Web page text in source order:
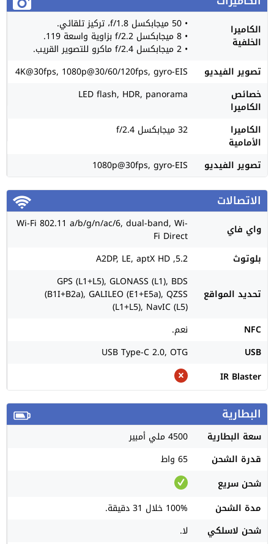
الكاميرا
الخلفية
• 50 ميجابكسل f/1.8، تركيز تلقائي.
• 8 ميجابكسل f/2.2 بزاوية واسعة 119.
• 2 ميجابكسل f/2.4 ماكرو للتصوير القريب.
تصوير الفيديو
4K@30fps, 1080p@30/60/120fps, gyro-EIS
خصائص
الكاميرا
LED flash, HDR, panorama
الكاميرا
الأمامية
32 ميجابكسل f/2.4
تصوير الفيديو 1080p@30fps, gyro-EIS
الاتصالات
واي فاي Wi-Fi 802.11 a/b/g/n/ac/6, dual-band, Wi-
Fi Direct
بلوتوث
5.2, A2DP, LE, aptX HD
تحديد المواقع
GPS (L1+L5), GLONASS (L1), BDS
(B1I+B2a), GALILEO (E1+E5a), QZSS
(L1+L5), NavIC (L5)
NFC
نعم.
USB
USB Type-C 2.0, OTG
IR Blaster
البطارية
سعة البطارية
4500 ملي أمبير
قدرة الشحن
65 واط
شحن سريع
مدة الشحن
100% خلال 31 دقيقة.
شحن لاسلكي
لا.